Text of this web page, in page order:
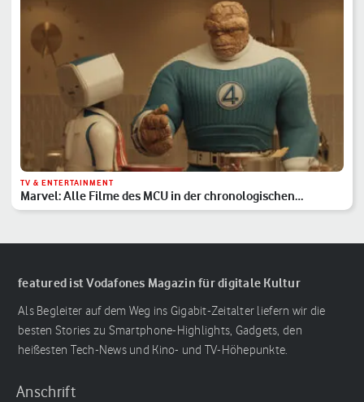
TV & ENTERTAINMENT
Marvel: Alle Filme des MCU in der chronologischen
Reihenfolge
featured ist Vodafones Magazin für digitale Kultur
Als Begleiter auf dem Weg ins Gigabit-Zeitalter liefern wir die
besten Stories zu Smartphone-Highlights, Gadgets, den
heißesten Tech-News und Kino- und TV-Höhepunkte.
Anschrift